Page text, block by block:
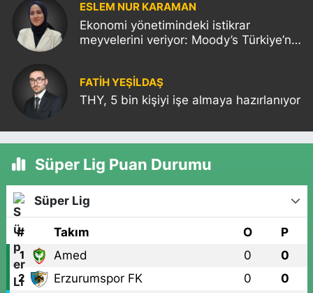
ESLEM NUR KARAMAN
Ekonomi yönetimindeki istikrar
meyvelerini veriyor: Moody’s Türkiye’nin
FATIH YEŞİLDAŞ
THY, 5 bin kişiyi işe almaya hazırlanıyor
Süper Lig Puan Durumu
Süper Lig
# Takım O P
1 Amed 0 0
2 Erzurumspor FK 0 0